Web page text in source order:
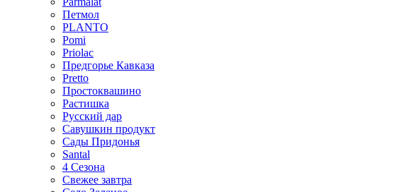
Петмол
PLANTO
Pomi
Priolac
Предгорье Кавказа
Pretto
Простоквашино
Растишка
Русский дар
Савушкин продукт
Сады Придонья
Santal
4 Сезона
Свежее завтра